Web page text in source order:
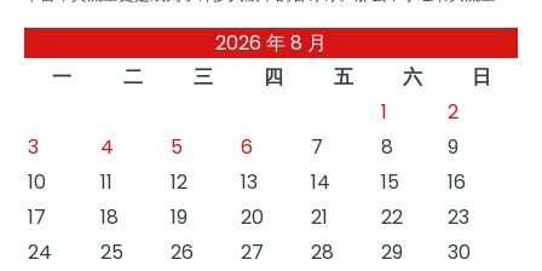
2026 年 8 月
一
二 三 四 五 六
日
1
2
3
4 5 6 7 8
9
10
11 12 13 14 15
16
17
18 19 20 21 22
23
24
25 26 27 28 29
30